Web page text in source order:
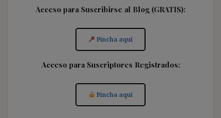
Acceso para Suscribirse al Blog (GRATIS):
Pincha aquí
Acceso para Suscriptores Registrados:
Pincha aquí